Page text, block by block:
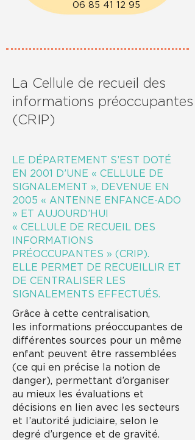
06 85 41 12 95
La Cellule de recueil des
informations préoccupantes
(CRIP)
LE DÉPARTEMENT S’EST DOTÉ
EN 2001 D’UNE « CELLULE DE
SIGNALEMENT », DEVENUE EN
2005 « ANTENNE ENFANCE-ADO
» ET AUJOURD’HUI
« CELLULE DE RECUEIL DES
INFORMATIONS
PRÉOCCUPANTES » (CRIP).
ELLE PERMET DE RECUEILLIR ET
DE CENTRALISER LES
SIGNALEMENTS EFFECTUÉS.
Grâce à cette centralisation,
les informations préoccupantes de
différentes sources pour un même
enfant peuvent être rassemblées
(ce qui en précise la notion de
danger), permettant d’organiser
au mieux les évaluations et
décisions en lien avec les secteurs
et l’autorité judiciaire, selon le
degré d’urgence et de gravité.